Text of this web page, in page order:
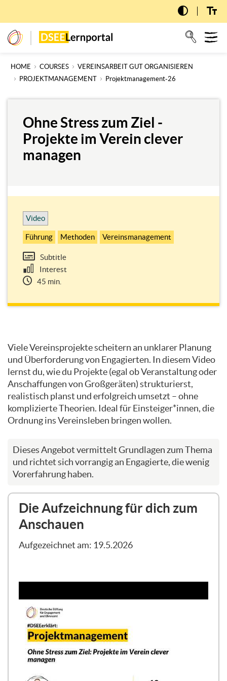
main
content
dseelernportal
HOME COURSES
VEREINSARBEIT GUT ORGANISIEREN
PROJEKTMANAGEMENT
Projektmanagement-26
Ohne Stress zum Ziel -
Projekte im Verein clever
managen
Video
Führung Methoden Vereinsmanagement
Subtitle
Interest
45 min.
outline
Viele Vereinsprojekte scheitern an unklarer Planung
und Überforderung von Engagierten. In diesem Video
lernst du, wie du Projekte (egal ob Veranstaltung oder
Anschaffungen von Großgeräten) strukturierst,
realistisch planst und erfolgreich umsetzt – ohne
komplizierte Theorien. Ideal für Einsteiger*innen, die
Ordnung ins Vereinsleben bringen wollen.
Dieses Angebot vermittelt Grundlagen zum Thema
und richtet sich vorrangig an Engagierte, die wenig
Vorerfahrung haben.
Die Aufzeichnung für dich zum
Anschauen
Aufgezeichnet am: 19.5.2026